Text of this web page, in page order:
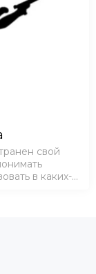
свой
в каких-